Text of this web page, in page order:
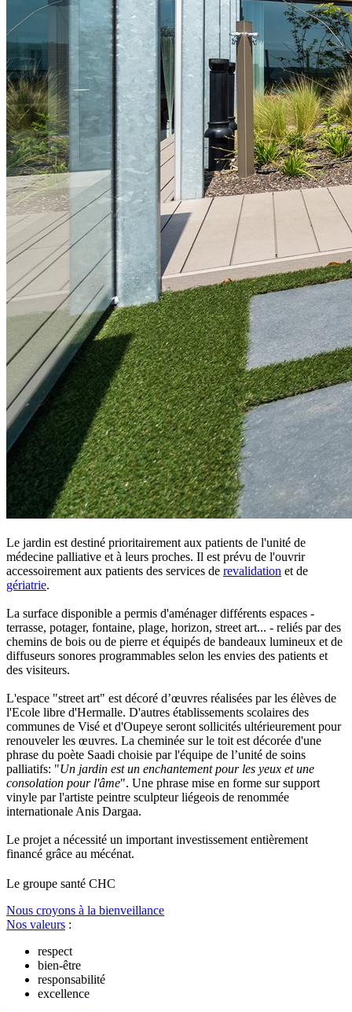
Le jardin est destiné prioritairement aux patients de l'unité de
médecine palliative et à leurs proches. Il est prévu de l'ouvrir
accessoirement aux patients des services de revalidation et de
gériatrie.
La surface disponible a permis d'aménager différents espaces -
terrasse, potager, fontaine, plage, horizon, street art... - reliés par des
chemins de bois ou de pierre et équipés de bandeaux lumineux et de
diffuseurs sonores programmables selon les envies des patients et
des visiteurs.
L'espace "street art" est décoré d’œuvres réalisées par les élèves de
l'Ecole libre d'Hermalle. D'autres établissements scolaires des
communes de Visé et d'Oupeye seront sollicités ultérieurement pour
renouveler les œuvres. La cheminée sur le toit est décorée d'une
phrase du poète Saadi choisie par l'équipe de l’unité de soins
palliatifs: "Un jardin est un enchantement pour les yeux et une
consolation pour l'âme". Une phrase mise en forme sur support
vinyle par l'artiste peintre sculpteur liégeois de renommée
internationale Anis Dargaa.
Le projet a nécessité un important investissement entièrement
financé grâce au mécénat.
Le groupe santé CHC
Nous croyons à la bienveillance
Nos valeurs :
respect
bien-être
responsabilité
excellence